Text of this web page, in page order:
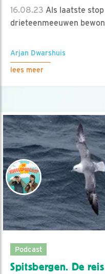
16.08.23 Als laatste
drieteenmeeuwen
Arjan Dwarshuis
lees meer
Podcast
Spitsbergen. De